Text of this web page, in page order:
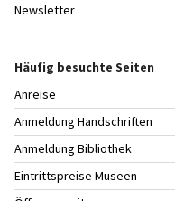
Newsletter
Häufig besuchte Seiten
Anreise
Anmeldung Handschriften
Anmeldung Bibliothek
Eintrittspreise Museen